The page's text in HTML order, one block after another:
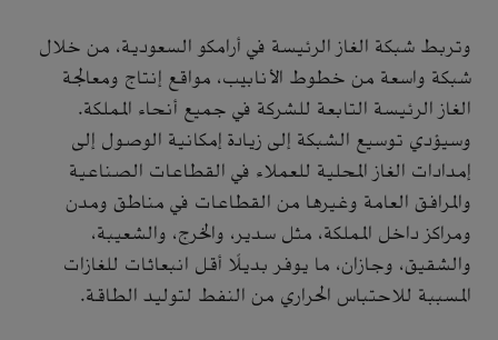
وتربط شبكة الغاز الرئيسة في أرامكو السعودية، من خلال
شبكة واسعة من خطوط الأنابيب، مواقع إنتاج ومعالجة
الغاز الرئيسة التابعة للشركة في جميع أنحاء المملكة.
وسيؤدي توسيع الشبكة إلى زيادة إمكانية الوصول إلى
إمدادات الغاز المحلية للعملاء في القطاعات الصناعية
والمرافق العامة وغيرها من القطاعات في مناطق ومدن
ومراكز داخل المملكة، مثل سدير، والخرج، والشعيبة،
والشقيق، وجازان، ما يوفر بديلًا أقل انبعاثات للغازات
المسببة للاحتباس الحراري من النفط لتوليد الطاقة.